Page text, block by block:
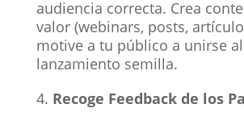
audiencia correcta. Crea
valor (webinars, posts,
motive a tu público a unirse al
lanzamiento semilla.
Recoge Feedback de los